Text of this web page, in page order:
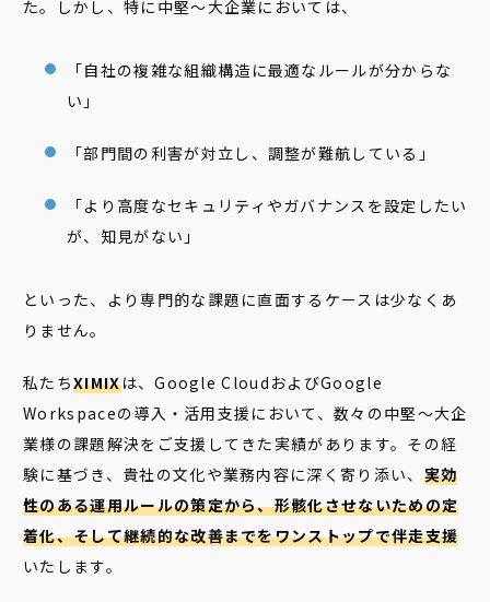
た。しかし、特に中堅〜大企業においては、
「自社の複雑な組織構造に最適なルールが分からな
い」
「部門間の利害が対立し、調整が難航している」
「より高度なセキュリティやガバナンスを設定したい
が、知見がない」
といった、より専門的な課題に直面するケースは少なくあ
りません。
私たちXIMIXは、Google CloudおよびGoogle
Workspaceの導入・活用支援において、数々の中堅〜大企
業様の課題解決をご支援してきた実績があります。その経
験に基づき、貴社の文化や業務内容に深く寄り添い、 実効
性のある運用ルールの策定から、形骸化させないための定
着化、そして継続的な改善までをワンストップで伴走支援
いたします。